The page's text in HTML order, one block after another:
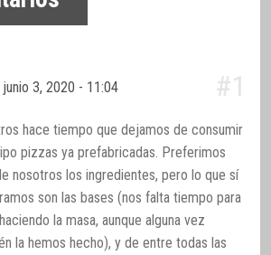
junio 3, 2020 - 11:04 #1
hace tiempo que dejamos de consumir
pizzas ya prefabricadas. Preferimos
nosotros los ingredientes, pero lo que sí
son las bases (nos falta tiempo para
la masa, aunque alguna vez
la hemos hecho), y de entre todas las